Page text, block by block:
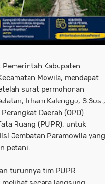
Pemerintah Kabupaten
Mowila, mendapat
surat permohonan
Irham Kalenggo, S.Sos.,
Daerah (OPD)
Ruang (PUPR), untuk
Jembatan Paramowila yang
petani.
turunnya tim PUPR